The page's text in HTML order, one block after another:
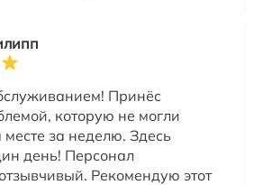
Принёс
которую не могли
за неделю. Здесь
день! Персонал
Рекомендую этот